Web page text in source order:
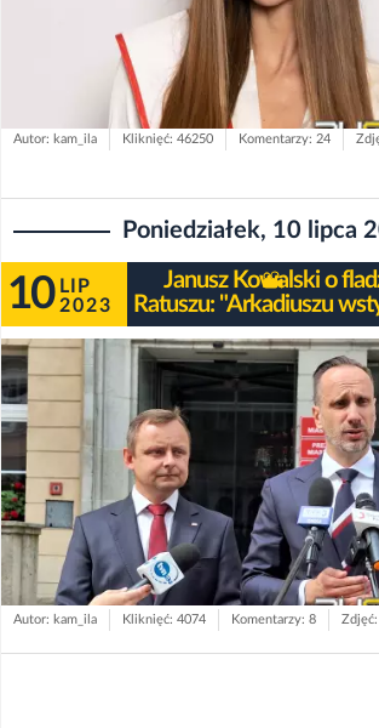
Autor: kam_ila Kliknięć: 46250 Komentarzy: 24
Poniedziałek, 10 lipca
10 LIP
2023
Janusz Kowalski o
Ratuszu: "Arkadiuszu
Autor: kam_ila Kliknięć: 4074 Komentarzy: 8